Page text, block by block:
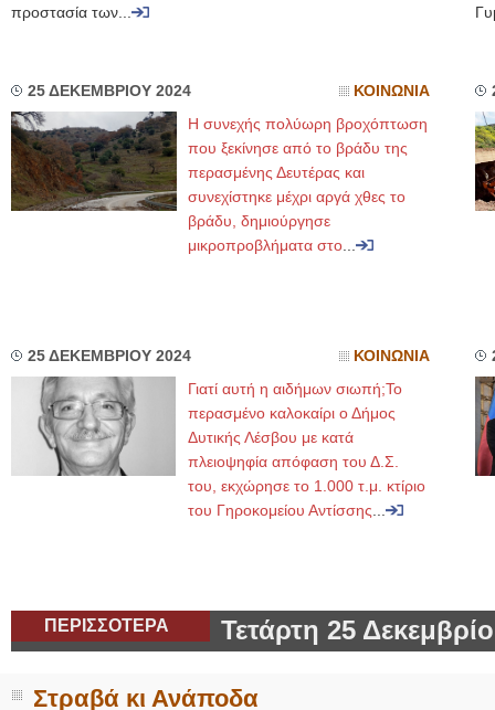
προστασία των...
25 ΔΕΚΕΜΒΡΙΟΥ 2024 ΚΟΙΝΩΝΙΑ
Η συνεχής πολύωρη βροχόπτωση
που ξεκίνησε από το βράδυ της
περασμένης Δευτέρας και
συνεχίστηκε μέχρι αργά χθες το
βράδυ, δημιούργησε
μικροπροβλήματα στο
25 ΔΕΚΕΜΒΡΙΟΥ 2024 ΚΟΙΝΩΝΙΑ
Γιατί αυτή η αιδήμων σιωπή;Το
περασμένο καλοκαίρι ο Δήμος
Δυτικής Λέσβου με κατά
πλειοψηφία απόφαση του Δ.Σ.
του, εκχώρησε το 1.000 τ.μ. κτίριο
του Γηροκομείου Αντίσσης
ΠΕΡΙΣΣΟΤΕΡΑ Τετάρτη 25
Στραβά κι Ανάποδα